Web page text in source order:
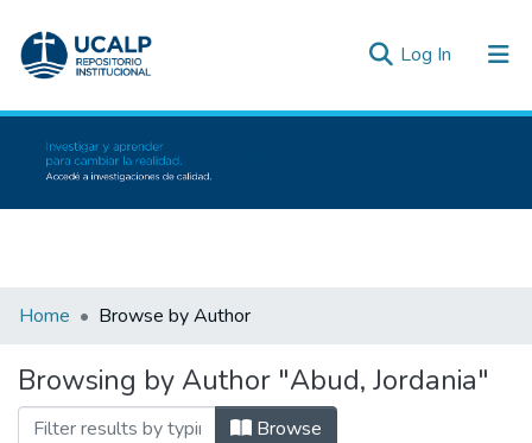
Log In (current)
Inicio
Home Browse by Author
Browsing by Author "Abud, Jordania"
Browse